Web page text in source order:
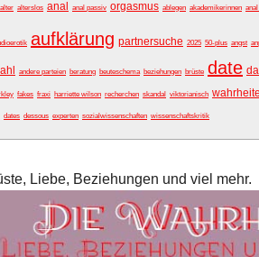
alter alterslos anal anal passiv orgasmus ablegen akademikerinnen
aufklärung partnersuche 2025 50-plus angst
andere parteien beratung beuteschema beziehungen brüste date
fakes fraxi harriette wilson recherchen skandal viktorianisch
dates dessous experten sozialwissenschaften wissenschaftskritik
Liebe, Beziehungen und viel mehr.